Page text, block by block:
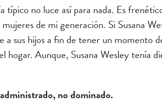
típico no luce así para nada. Es
de mi generación. Si Susana
a sus hijos a fin de tener un momento
hogar. Aunque, Susana Wesley tenía
no dominado.